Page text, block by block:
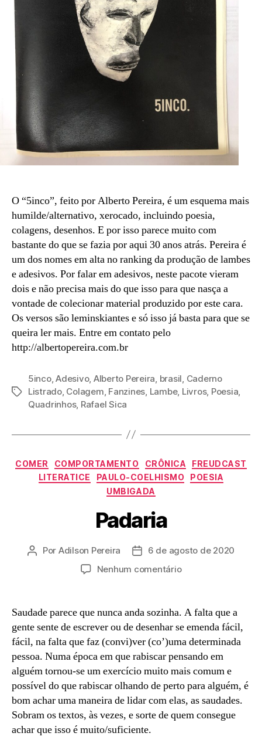
O “5inco”, feito por Alberto Pereira, é um esquema mais
humilde/alternativo, xerocado, incluindo poesia,
colagens, desenhos. E por isso parece muito com
bastante do que se fazia por aqui 30 anos atrás. Pereira é
um dos nomes em alta no ranking da produção de lambes
e adesivos. Por falar em adesivos, neste pacote vieram
dois e não precisa mais do que isso para que nasça a
vontade de colecionar material produzido por este cara.
Os versos são leminskiantes e só isso já basta para que se
queira ler mais. Entre em contato pelo
http://albertopereira.com.br
Tags
5inco,Adesivo, Alberto Pereira, brasil, Caderno
Listrado, Colagem, Fanzines, Lambe, Livros, Poesia,
Quadrinhos, Rafael Sica
Categorias
COMER COMPORTAMENTO CRÔNICA
FREUDCAST
LITERATICE
PAULO-COELHISMO
POESIA
UMBIGADA
Padaria
Autor
Por Adilson Pereira
Data6 de agosto de 2020
Nenhum comentárioem
Saudade parece que nunca anda sozinha. A falta que a
gente sente de escrever ou de desenhar se emenda fácil,
fácil, na falta que faz (convi)ver (co’)uma determinada
pessoa. Numa época em que rabiscar pensando em
alguém tornou-se um exercício muito mais comum e
possível do que rabiscar olhando de perto para alguém, é
bom achar uma maneira de lidar com elas, as saudades.
Sobram os textos, às vezes, e sorte de quem consegue
achar que isso é muito/suficiente.